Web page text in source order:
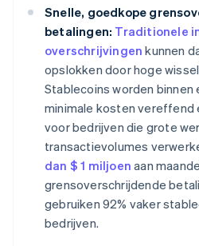
Snelle, goedkope
betalingen: Traditionele
overschrijvingen kunnen
opslokken door hoge
Stablecoins worden
minimale kosten vereffend
voor bedrijven die grote
transactievolumes
dan $ 1 miljoen aan
grensoverschrijdende
gebruiken 92% vaker
bedrijven.